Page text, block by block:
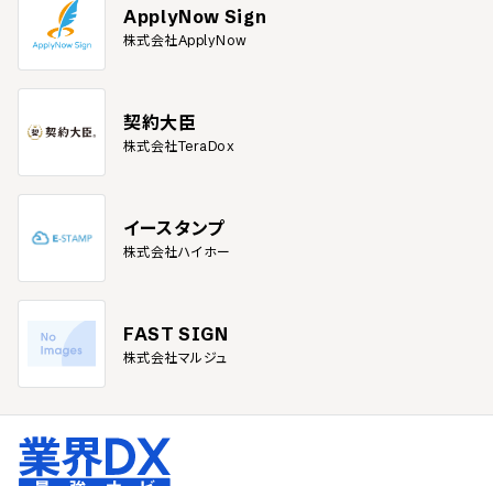
ApplyNow Sign
株式会社ApplyNow
契約大臣
株式会社TeraDox
イースタンプ
株式会社ハイホー
FAST SIGN
株式会社マルジュ